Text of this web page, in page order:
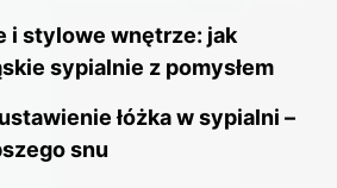
i stylowe wnętrze: jak
sypialnie z pomysłem
łóżka w sypialni –
snu